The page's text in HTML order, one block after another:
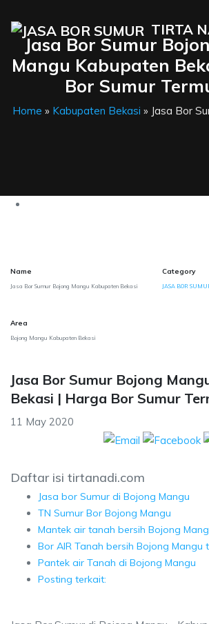
TIRTA
Jasa Bor Sumur
Mangu Kabupaten
Bor Sumur
Home » Kabupaten Bekasi » Jasa Bor
Name
Jasa Bor Sumur Bojong Mangu Kabupaten Bekasi
Category
JASA BOR
Area
Bojong Mangu Kabupaten Bekasi
Jasa Bor Sumur Bojong
Bekasi | Harga Bor Sumur
11 May 2020
Daftar isi tirtanadi.com
Jasa bor Sumur di Bojong Mangu
TN Sumur Bor Bojong Mangu
Mantek air tanah bersih Bojong
Bor AIR Tanah bersih Bojong Mangu
Pantek air Tanah di Bojong Mangu
Posting terkait: